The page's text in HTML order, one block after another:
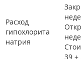
Расход
гипохлорита
натрия
39 +